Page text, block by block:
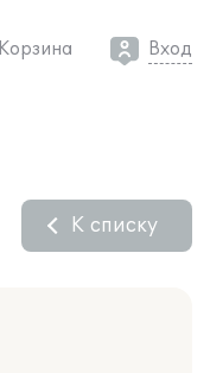
Корзина Вход
К списку